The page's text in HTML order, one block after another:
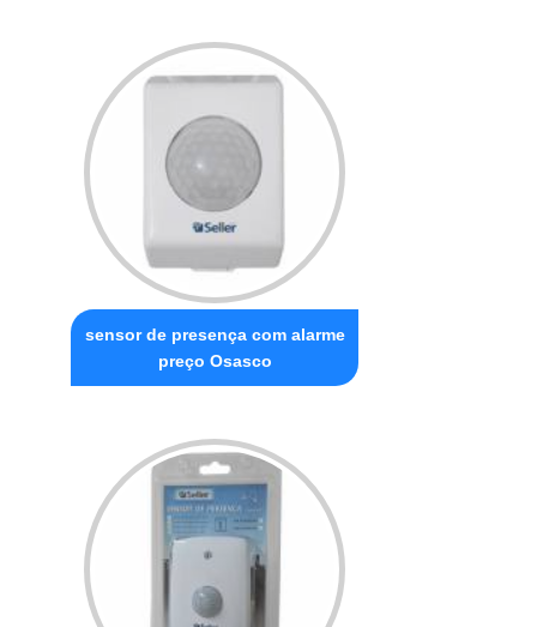
sensor de presença com alarme
preço Osasco